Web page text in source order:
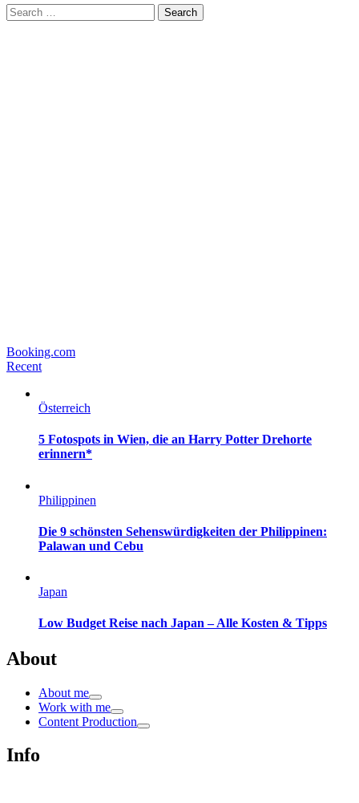
Search
Booking.com
Recent
Österreich
5 Fotospots in Wien, die an Harry Potter Drehorte
erinnern*
Philippinen
Die 9 schönsten Sehenswürdigkeiten der Philippinen:
Palawan und Cebu
Japan
Low Budget Reise nach Japan – Alle Kosten & Tipps
About
About me
Work with me
Content Production
Info